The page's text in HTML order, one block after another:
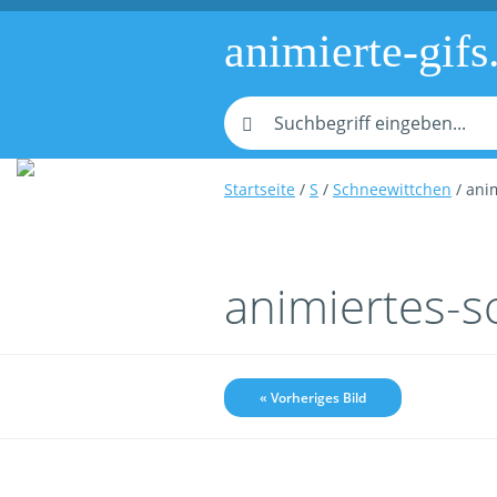
animierte-
Startseite / S / Schneewittchen /
animiertes-
« Vorheriges Bild